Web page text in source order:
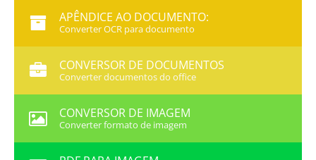
APÊNDICE AO DOCUMENTO:
Converter OCR para documento
CONVERSOR DE DOCUMENTOS
Converter documentos do office
CONVERSOR DE IMAGEM
Converter formato de imagem